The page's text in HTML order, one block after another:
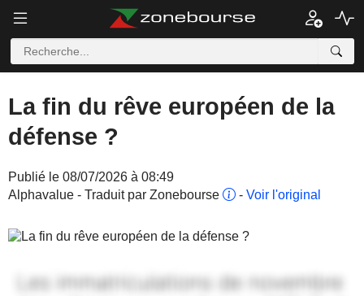
La fin du rêve européen de la
défense ?
Publié le 08/07/2026 à 08:49
Alphavalue - Traduit par Zonebourse
- Voir l'original